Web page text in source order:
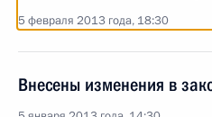
5 февраля 2013 года, 18:30
Внесены изменения в